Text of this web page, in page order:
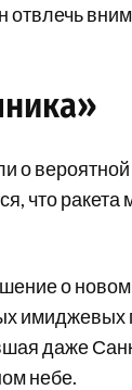
отвлечь
о вероятной
что ракета
о
имиджевых
даже
небе.